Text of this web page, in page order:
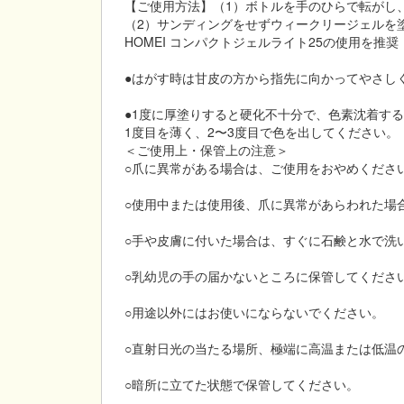
【ご使用方法】（1）ボトルを手のひらで転が
（2）サンディングをせずウィークリージェル
HOMEI コンパクトジェルライト25の使用を推
●はがす時は甘皮の方から指先に向かってやさし
●1度に厚塗りすると硬化不十分で、色素沈着す
1度目を薄く、2〜3度目で色を出してください。
＜ご使用上・保管上の注意＞
○爪に異常がある場合は、ご使用をおやめくださ
○使用中または使用後、爪に異常があらわれた
○手や皮膚に付いた場合は、すぐに石鹸と水で洗
○乳幼児の手の届かないところに保管してくださ
○用途以外にはお使いにならないでください。
○直射日光の当たる場所、極端に高温または低
○暗所に立てた状態で保管してください。